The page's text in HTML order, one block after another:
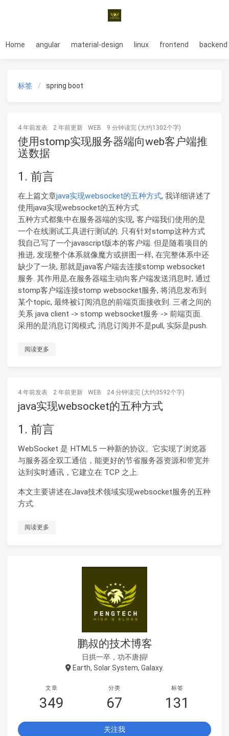
Home angular material-design linux frontend backend
标签 spring boot
4 年前发表 2 年前更新 WEB 9 分钟读完 (大约1302个字)
使用stomp实现服务器端向web客户端推
送数据
1. 前言
在上篇文章java实现websocket的五种方式, 我详细讲述了
使用java实现websocket的五种方式.
五种方式都集中在服务器端的实现, 客户端我们使用的是
一个在线测试工具进行测试的. 只有针对stomp这种方式
我自己写了一个javascript版本的客户端. 但是随着项目的
推进, 发现整个体系就像魔方或拼图一样, 在完整体系中还
缺少了一块, 那就是java客户端去连接stomp websocket
服务. 其作用是,在服务器端主动向客户端发送消息时, 通过
stomp客户端连接stomp websocket服务, 将消息发布到
某个topic, 最终被订阅消息的前端页面接收到. 三者之间的
关系 java client -> stomp websocket服务 -> 前端页面.
采用的是消息订阅模式, 消息订阅并不是pull, 实际是push.
阅读更多
4 年前发表 2 年前更新 WEB 24 分钟读完 (大约3592个字)
java实现websocket的五种方式
1. 前言
WebSocket 是 HTML5 一种新的协议。它实现了浏览器
与服务器全双工通信，能更好的节省服务器资源和带宽并
达到实时通讯，它建立在 TCP 之上.
本文主要讲述在Java技术领域实现websocket服务的五种
方式.
阅读更多
鹏叔的技术博客
日拱一卒，功不唐捐!
Earth, Solar System, Galaxy.
文章
349
分类
67
标签
131
关注我